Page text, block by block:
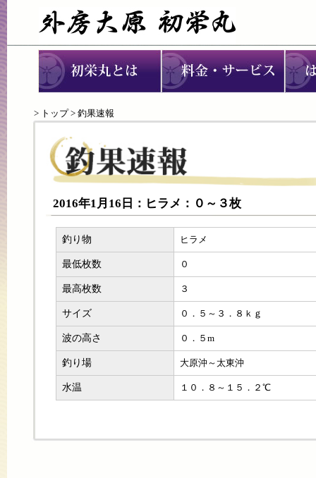
> トップ> 釣果速報
2016年1月16日：ヒラメ：０～３枚
釣り物 ヒラメ
最低枚数 ０
最高枚数 ３
サイズ ０．５～３．８ｋｇ
波の高さ ０．５m
釣り場 大原沖～太東沖
水温 １０．８～１５．２℃